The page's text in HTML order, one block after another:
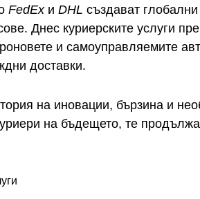
FedExи DHL създават
Днес куриерските услуги
и самоуправляемите
доставки.
на иновации, бързина и
на бъдещето, те